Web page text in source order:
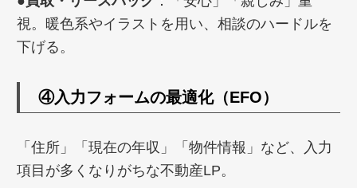
視。暖色系やイラストを用い、相談のハードルを
下げる。
④入力フォームの最適化（EFO）
「住所」「現在の年収」「物件情報」など、入力
項目が多くなりがちな不動産LP。